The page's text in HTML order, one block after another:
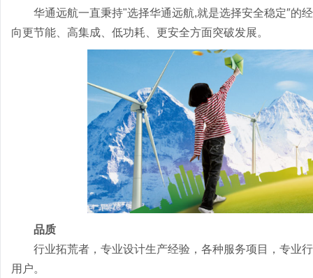
华通远航一直秉持"选择华通远航,就是选择安全稳定″的
向更节能、高集成、低功耗、更安全方面突破发展。
品质
行业拓荒者，专业设计生产经验，各种服务项目，专业
用户。